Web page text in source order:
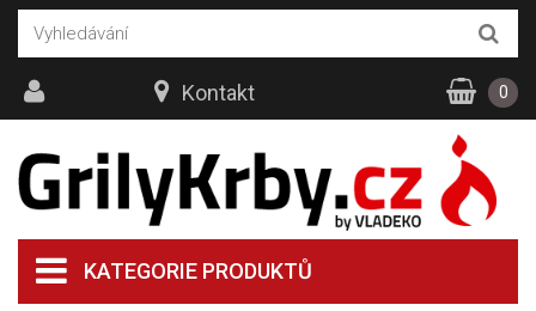
KATEGORIE PRODUKTŮ
Kontakt 0